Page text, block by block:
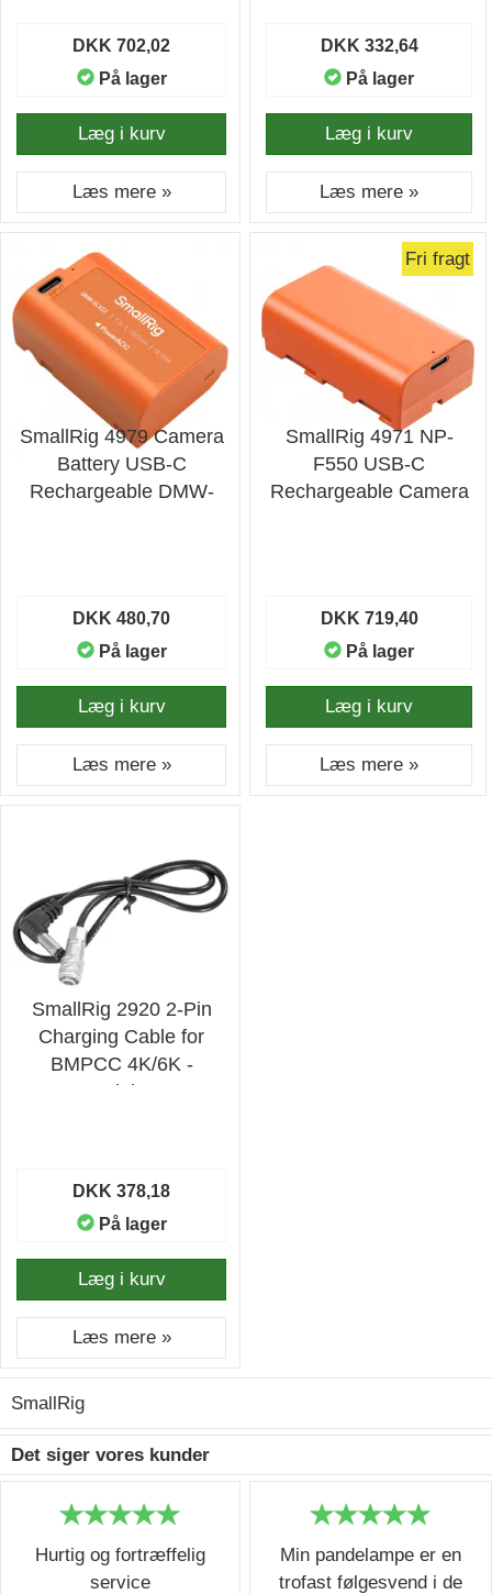
DKK 702,02
På lager
Læg i kurv
Læs mere »
DKK 332,64
På lager
Læg i kurv
Læs mere »
SmallRig 4979 Camera
Battery USB-C
Rechargeable DMW-
DKK 480,70
På lager
Læg i kurv
Læs mere »
Fri fragt
SmallRig 4971 NP-
F550 USB-C
Rechargeable Camera
DKK 719,40
På lager
Læg i kurv
Læs mere »
SmallRig 2920 2-Pin
Charging Cable for
BMPCC 4K/6K -
Ledning
DKK 378,18
På lager
Læg i kurv
Læs mere »
SmallRig
Det siger vores kunder
Hurtig og fortræffelig
service
Min pandelampe er en
trofast følgesvend i de